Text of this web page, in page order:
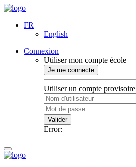
FR
English
Connexion
Utiliser mon compte école
Je me connecte
Utiliser un compte provisoire
Valider
Error: